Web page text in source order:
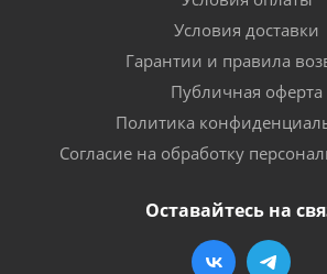
Условия доставки
Гарантии и правила
Публичная оферта
Политика
Согласие на обработку
Оставайтесь на